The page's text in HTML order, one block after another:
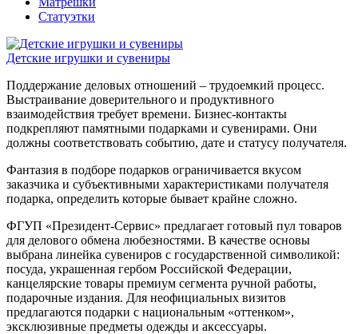
Статуэтки
Детские игрушки и сувениры
Поддержание деловых отношений – трудоемкий процесс.
Выстраивание доверительного и продуктивного
взаимодействия требует времени. Бизнес-контакты
подкрепляют памятными подарками и сувенирами. Они
должны соответствовать событию, дате и статусу получателя.
Фантазия в подборе подарков ограничивается вкусом
заказчика и субъективными характеристиками получателя
подарка, определить которые бывает крайне сложно.
ФГУП «Президент-Сервис» предлагает готовый пул товаров
для делового обмена любезностями. В качестве основы
выбрана линейка сувениров с государственной символикой:
посуда, украшенная гербом Российской Федерации,
канцелярские товары премиум сегмента ручной работы,
подарочные издания. Для неофициальных визитов
предлагаются подарки с национальным «оттенком»,
эксклюзивные предметы одежды и аксессуары.